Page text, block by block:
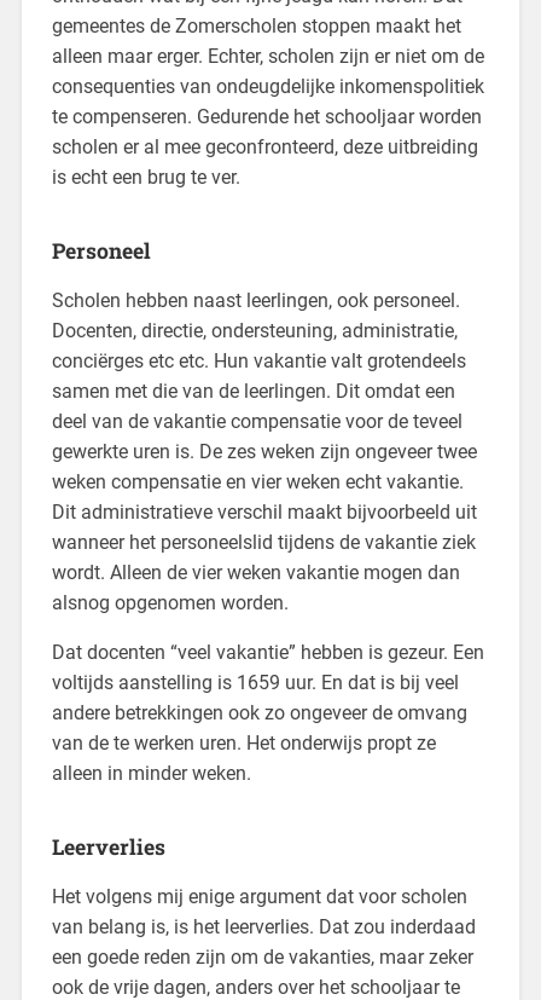
gemeentes de Zomerscholen stoppen maakt het
alleen maar erger. Echter, scholen zijn er niet om de
consequenties van ondeugdelijke inkomenspolitiek
te compenseren. Gedurende het schooljaar worden
scholen er al mee geconfronteerd, deze uitbreiding
is echt een brug te ver.
Personeel
Scholen hebben naast leerlingen, ook personeel.
Docenten, directie, ondersteuning, administratie,
conciërges etc etc. Hun vakantie valt grotendeels
samen met die van de leerlingen. Dit omdat een
deel van de vakantie compensatie voor de teveel
gewerkte uren is. De zes weken zijn ongeveer twee
weken compensatie en vier weken echt vakantie.
Dit administratieve verschil maakt bijvoorbeeld uit
wanneer het personeelslid tijdens de vakantie ziek
wordt. Alleen de vier weken vakantie mogen dan
alsnog opgenomen worden.
Dat docenten “veel vakantie” hebben is gezeur. Een
voltijds aanstelling is 1659 uur. En dat is bij veel
andere betrekkingen ook zo ongeveer de omvang
van de te werken uren. Het onderwijs propt ze
alleen in minder weken.
Leerverlies
Het volgens mij enige argument dat voor scholen
van belang is, is het leerverlies. Dat zou inderdaad
een goede reden zijn om de vakanties, maar zeker
ook de vrije dagen, anders over het schooljaar te